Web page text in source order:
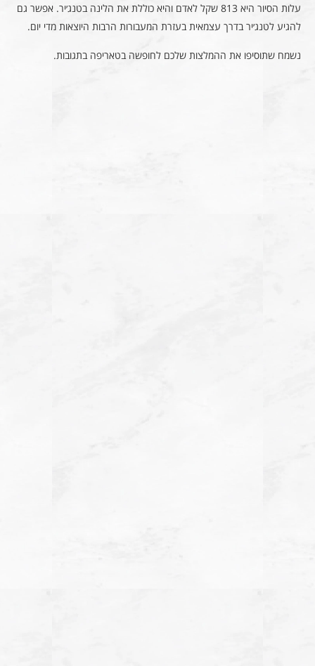
עלות הסיור היא 813 שקל לאדם והיא כוללת את הלינה בטנג׳יר. אפשר גם
להגיע לטנג׳יר בדרך עצמאית בעזרת המעבורות הרבות היוצאות מדי יום.
נשמח שתוסיפו את ההמלצות שלכם לחופשה בטאריפה בתגובות.